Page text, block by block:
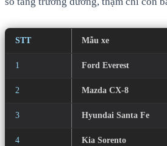
STT Mẫu xe
1 Ford Everest
2 Mazda CX-8
3 Hyundai Santa Fe
4 Kia Sorento